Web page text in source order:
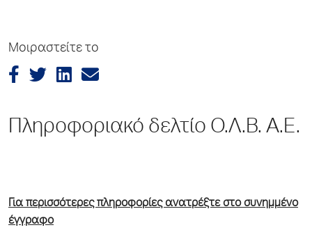
Μοιραστείτε το
Πληροφοριακό δελτίο Ο.Λ.Β. Α.Ε.
Για περισσότερες πληροφορίες ανατρέξτε στο συνημμένο
έγγραφο